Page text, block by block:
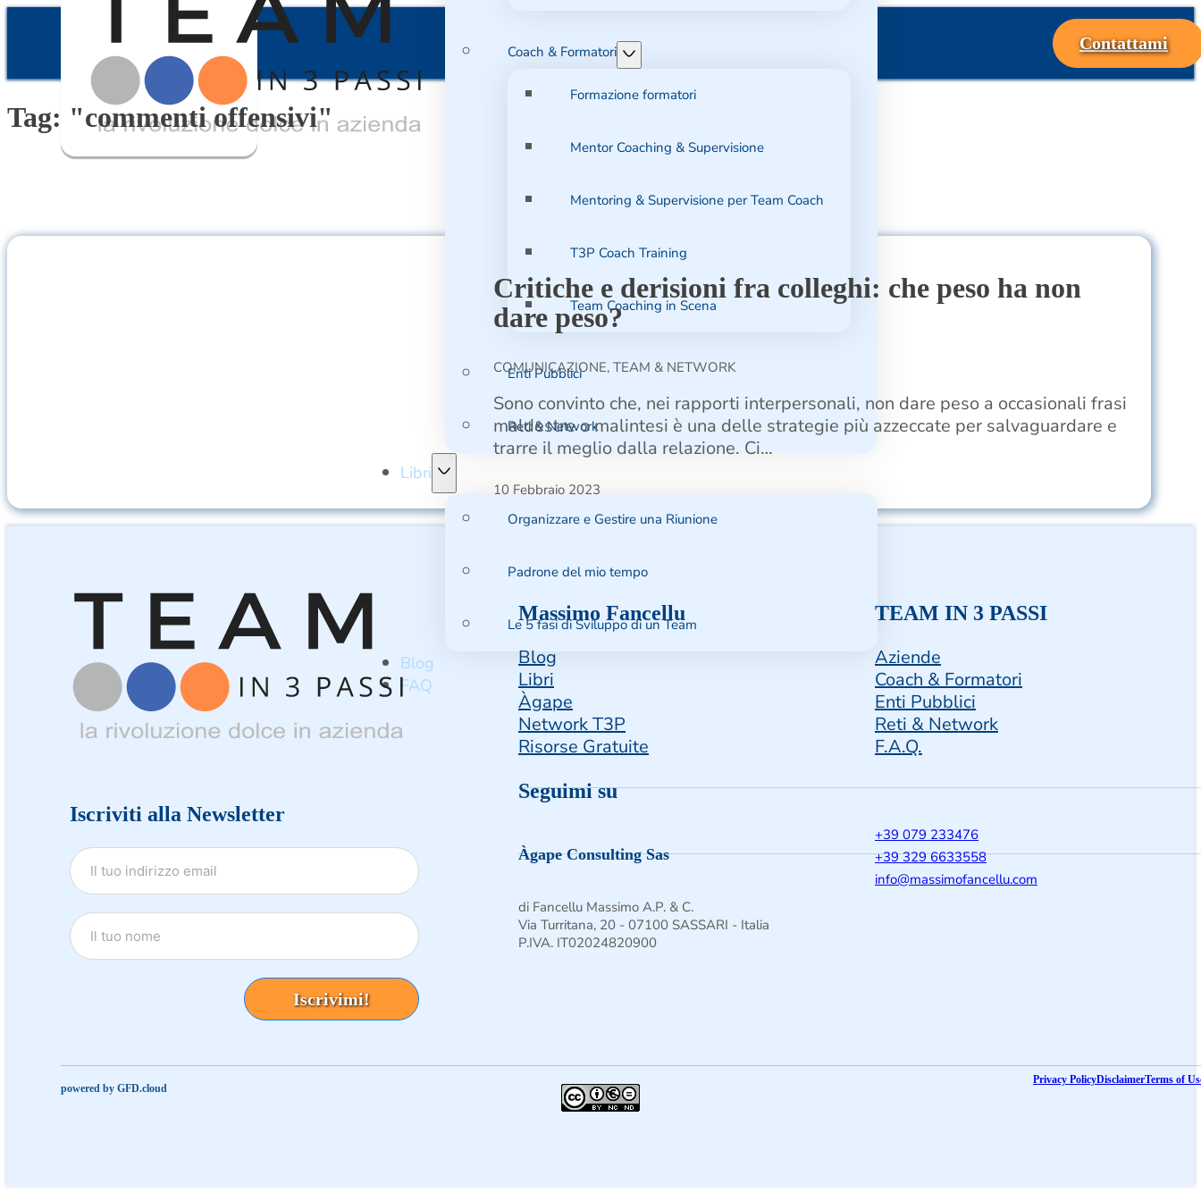
Coach & Formatori
Formazione formatori
Mentor Coaching & Supervisione
Mentoring & Supervisione per Team Coach
T3P Coach Training
Team Coaching in Scena
Enti Pubblici
Reti & Network
Libri
Organizzare e Gestire una Riunione
Padrone del mio tempo
Le 5 fasi di Sviluppo di un Team
Blog
FAQ
Contattami
Tag: "commenti offensivi"
Critiche e derisioni fra colleghi: che peso ha non
dare peso?
COMUNICAZIONE, TEAM & NETWORK
Sono convinto che, nei rapporti interpersonali, non dare peso a occasionali frasi
maldestre o malintesi è una delle strategie più azzeccate per salvaguardare e
trarre il meglio dalla relazione. Ci…
10 Febbraio 2023
Iscriviti alla Newsletter
Iscrivimi!
Massimo Fancellu
Blog
Libri
Àgape
Network T3P
Risorse Gratuite
TEAM IN 3 PASSI
Aziende
Coach & Formatori
Enti Pubblici
Reti & Network
F.A.Q.
Seguimi suSeguimi su Facebook
Follow us on Instagram
Follow us on X
Àgape Consulting Sas
di Fancellu Massimo A.P. & C.
Via Turritana, 20 - 07100 SASSARI - Italia
P.IVA. IT02024820900
+39 079 233476
+39 329 6633558
moc.ullecnafomissam
@ofni
powered by GFD.cloud
Privacy PolicyDisclaimerTerms of